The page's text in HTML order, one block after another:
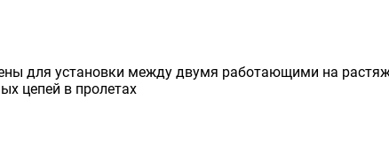
для установки между двумя работающими на
цепей в пролетах